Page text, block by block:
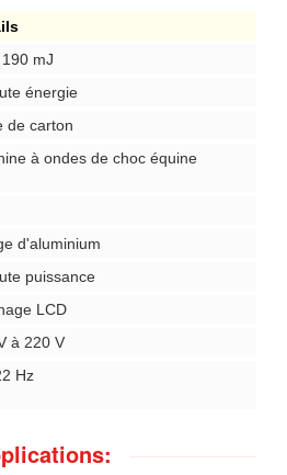
mJ
énergie
de carton
à ondes de choc équine
d'aluminium
puissance
LCD
à 220 V
Hz